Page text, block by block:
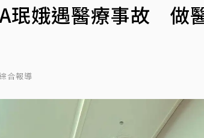
珉娥遇醫療事故 做
合報導